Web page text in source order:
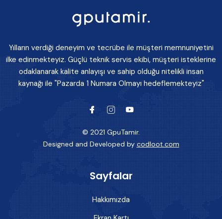
Yılların verdiği deneyim ve tecrübe ile müşteri memnuniyetini
ilke edinmekteyiz. Güçlü teknik servis ekibi, müşteri isteklerine
odaklanarak kalite anlayışı ve sahip olduğu nitelikli insan
kaynağı ile "Pazarda 1 Numara Olmayı hedeflemekteyiz"
© 2021 GpuTamir.
Designed and Developed by codloot.com
Sayfalar
Hakkımızda